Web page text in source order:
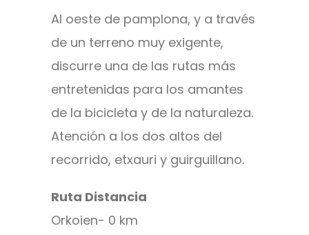
Al oeste de pamplona, y a través
de un terreno muy exigente,
discurre una de las rutas más
entretenidas para los amantes
de la bicicleta y de la naturaleza.
Atención a los dos altos del
recorrido, etxauri y guirguillano.
Ruta Distancia
Orkoien- 0 km